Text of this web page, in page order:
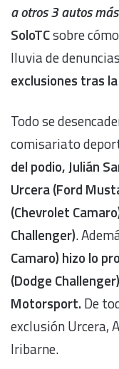
a otros 3 autos
SoloTCsobre
lluvia de
exclusiones tras
Todo se
comisariato
del podio, Julián
Urcera (Ford
(Chevrolet
Challenger).
Camaro) hizo lo
(Dodge Challenger)
Motorsport. De
exclusión Urcera,
Iribarne.